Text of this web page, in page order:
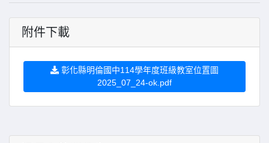
附件下載
彰化縣明倫國中114學年度班級教室位置圖
2025_07_24-ok.pdf